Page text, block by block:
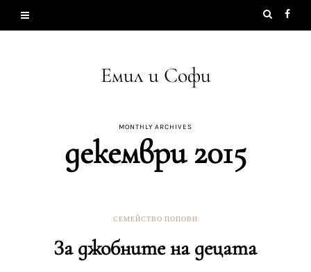
Емил и Софи
MONTHLY ARCHIVES
декември 2015
СЕМЕЙСТВО ПОПОВИ
За джобните на децата